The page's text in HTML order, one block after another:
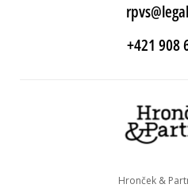
+421 908
Hronček &